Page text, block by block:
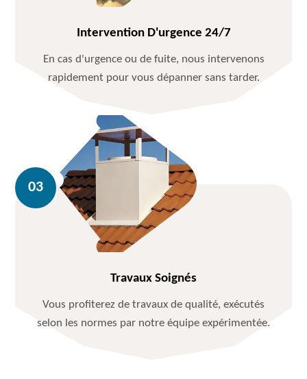
Intervention D'urgence 24/7
En cas d'urgence ou de fuite, nous intervenons
rapidement pour vous dépanner sans tarder.
Travaux Soignés
Vous profiterez de travaux de qualité, exécutés
selon les normes par notre équipe expérimentée.